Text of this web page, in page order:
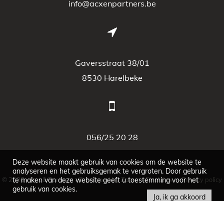
info@acxenpartners.be
Gaversstraat 38/01
8530 Harelbeke
056/25 20 28
© 2026 - Acx & Partners -Developed by Zabun-Disclaimer-Privacy policy
Deze website maakt gebruik van cookies om de website te
analyseren en het gebruiksgemak te vergroten. Door gebruik
te maken van deze website geeft u toestemming voor het
gebruik van cookies.
Ja, ik ga akkoord